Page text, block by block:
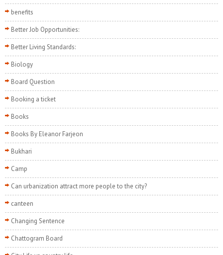
benefits
Better Job Opportunities:
Better Living Standards:
Biology
Board Question
Booking a ticket
Books
Books By Eleanor Farjeon
Bukhari
Camp
Can urbanization attract more people to the city?
canteen
Changing Sentence
Chattogram Board